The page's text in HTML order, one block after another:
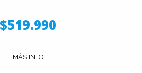
$519.990
MÁS INFO